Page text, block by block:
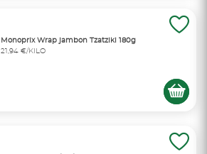
Monoprix Wrap jambon Tzatziki 180g
21,94 €/KILO